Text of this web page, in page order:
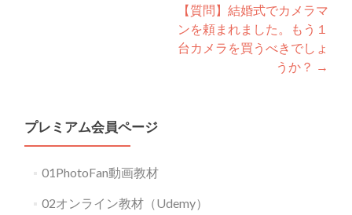
【質問】結婚式でカメラマ
ンを頼まれました。もう１
台カメラを買うべきでしょ
うか？ →
プレミアム会員ページ
01PhotoFan動画教材
02オンライン教材（Udemy）